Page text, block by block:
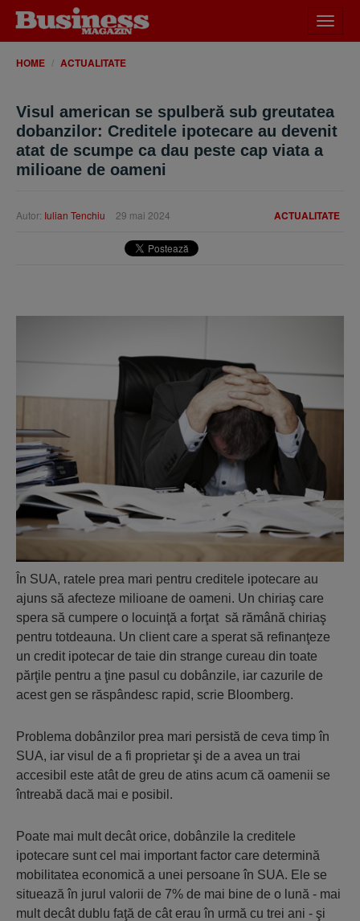
meniu
HOME ACTUALITATE
Visul american se spulberă sub greutatea
dobanzilor: Creditele ipotecare au devenit
atat de scumpe ca dau peste cap viata a
milioane de oameni
ACTUALITATE
Autor: Iulian Tenchiu 29 mai 2024
În SUA, ratele prea mari pentru creditele ipotecare au
ajuns să afecteze milioane de oameni. Un chiriaş care
spera să cumpere o locuinţă a forţat să rămână chiriaş
pentru totdeauna. Un client care a sperat să refinanţeze
un credit ipotecar de taie din strange cureau din toate
părţile pentru a ţine pasul cu dobânzile, iar cazurile de
acest gen se răspândesc rapid, scrie Bloomberg.
Problema dobânzilor prea mari persistă de ceva timp în
SUA, iar visul de a fi proprietar şi de a avea un trai
accesibil este atât de greu de atins acum că oamenii se
întreabă dacă mai e posibil.
Poate mai mult decât orice, dobânzile la creditele
ipotecare sunt cel mai important factor care determină
mobilitatea economică a unei persoane în SUA. Ele se
situează în jurul valorii de 7% de mai bine de o lună - mai
mult decât dublu faţă de cât erau în urmă cu trei ani - şi